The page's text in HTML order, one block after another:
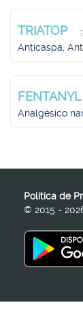
TRIATOP
Anticaspa,
FENTANYL
Analgésico
Política de
© 2015 -